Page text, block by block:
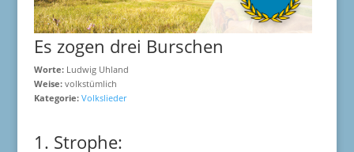
Es zogen drei Burschen
Worte:Ludwig Uhland
Weise:volkstümlich
Kategorie: Volkslieder
1. Strophe: